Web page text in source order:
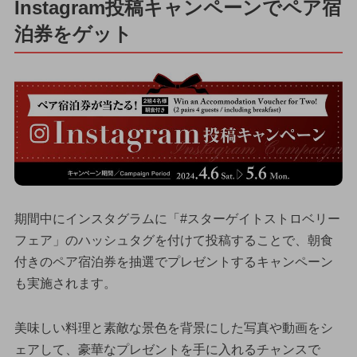
Instagram投稿キャンペーンでペア宿
泊券をゲット
期間中にインスタグラムに「#スターゲイトストロベリー
フェア」のハッシュタグを付けて投稿することで、朝食
付きのペア宿泊券を抽選でプレゼントするキャンペーン
も実施されます。
美味しい料理と素敵な景色を背景にした写真や動画をシ
ェアして、豪華なプレゼントを手に入れるチャンスで